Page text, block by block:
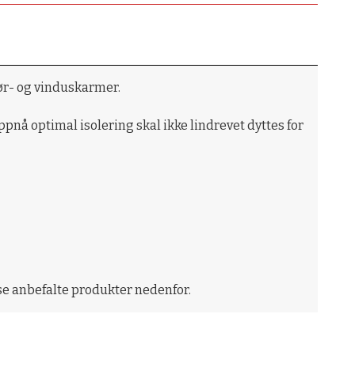
og vinduskarmer.
optimal isolering skal ikke lindrevet dyttes for
anbefalte produkter nedenfor.